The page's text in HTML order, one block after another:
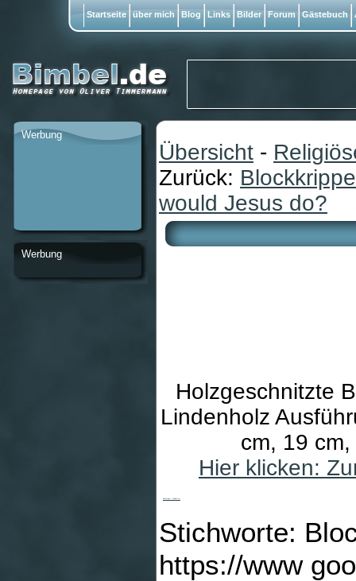
Übersicht -
Zurück:
would Jesus do?
Holzgeschnitzte
Lindenholz
cm, 19
Hier klicken:
Stichworte:
https://www
Werbung
Werbung
Startseite über mich Blog Links Bilder Forum Gästebuch